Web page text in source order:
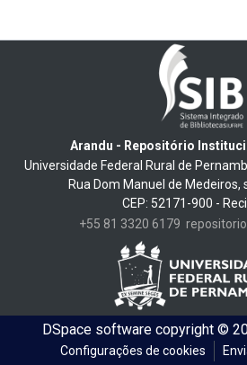
Arandu - Repositório
Universidade Federal Rural de
Rua Dom Manuel de Medeiros,
CEP: 52171-900 -
+55 81 3320 6179
DSpace softwarecopyright ©
Configurações de cookies